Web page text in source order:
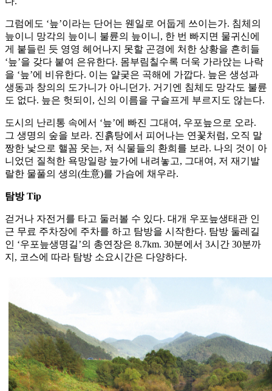
그럼에도 ‘늪’이라는 단어는 웬일로 어둡게 쓰이는가. 침체의
늪이니 망각의 늪이니 불륜의 늪이니, 한 번 빠지면 물귀신에
게 붙들린 듯 영영 헤어나지 못할 곤경에 처한 상황을 흔히들
‘늪’을 갖다 붙여 은유한다. 몸부림칠수록 더욱 가라앉는 나락
을 ‘늪’에 비유한다. 이는 얄궂은 곡해에 가깝다. 늪은 생성과
생동과 창의의 도가니가 아니던가. 거기엔 침체도 망각도 불륜
도 없다. 늪은 헛되이, 신의 이름을 구슬프게 부르지도 않는다.
도시의 난리통 속에서 ‘늪’에 빠진 그대여, 우포늪으로 오라.
그 생명의 숲을 보라. 진흙탕에서 피어나는 연꽃처럼, 오직 말
짱한 낯으로 핼꼼 웃는, 저 식물들의 환희를 보라. 나의 것이 아
니었던 질척한 욕망일랑 늪가에 내려놓고, 그대여, 저 재기발
랄한 물풀의 생의(生意)를 가슴에 채우라.
탐방 Tip
걷거나 자전거를 타고 둘러볼 수 있다. 대개 우포늪생태관 인
근 무료 주차장에 주차를 하고 탐방을 시작한다. 탐방 둘레길
인 ‘우포늪생명길’의 총연장은 8.7km. 30분에서 3시간 30분까
지, 코스에 따라 탐방 소요시간은 다양하다.